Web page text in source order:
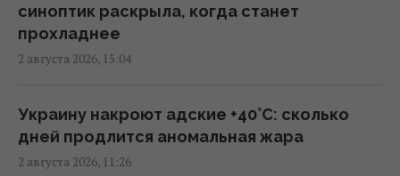
09:01 среда, 05 августа 2026
На Дунае из-за засухи из-под воды
боеприпасами
08:20 среда, 05 августа 2026
синоптик раскрыла, когда станет
прохладнее
2 августа 2026, 15:04
Украину накроют адские +40°C: сколько
дней продлится аномальная жара
2 августа 2026, 11:26